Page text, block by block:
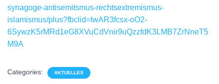
synagoge-antisemitsmus-rechtsextremismus-
islamismus/plus?fbclid=IwAR3fcsx-oO2-
6SywzK5rMRd1eG8XVuCdVnir9uQzzfdK3LMB7ZrNneT5
M9A
Categories: AKTUELLES